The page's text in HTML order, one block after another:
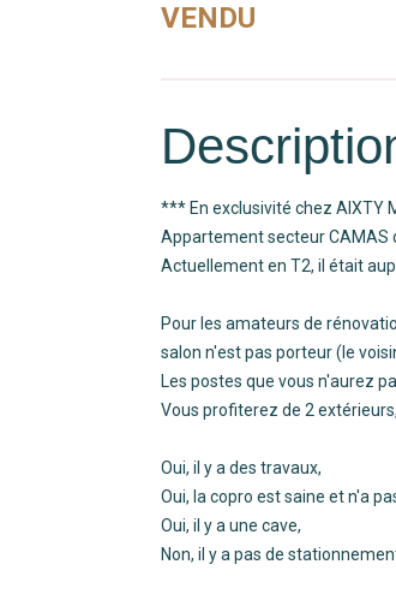
VENDU
*** En exclusivité chez AIXTY
Appartement secteur CAMAS
Actuellement en T2, il était
Pour les amateurs de
salon n'est pas porteur (le
Les postes que vous n'aurez
Vous profiterez de 2
Oui, il y a des travaux,
Oui, la copro est saine et n'a
Oui, il y a une cave,
Non, il y a pas de